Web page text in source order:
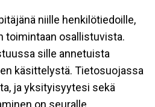
niille henkilötiedoille,
toimintaan osallistuvista.
sille annetuista
käsittelystä. Tietosuojassa
ja yksityisyytesi sekä
on seuralle